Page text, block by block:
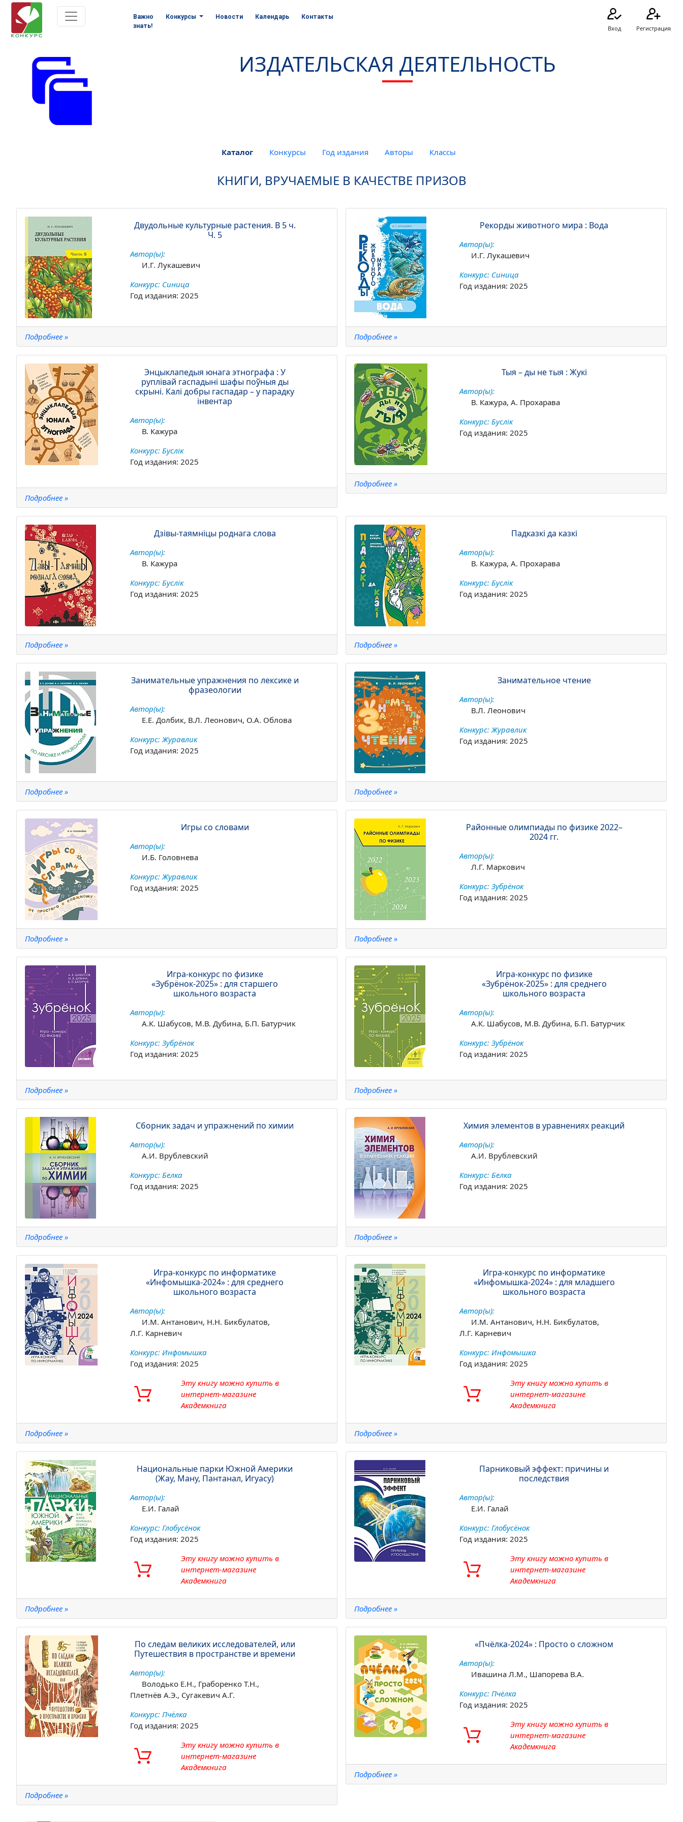
Важно
знать!
Конкурсы Новости Календарь Контакты
Вход Регистрация
ИЗДАТЕЛЬСКАЯ ДЕЯТЕЛЬНОСТЬ
Каталог Конкурсы Год издания Авторы Классы
КНИГИ, ВРУЧАЕМЫЕ В КАЧЕСТВЕ ПРИЗОВ
Двудольные культурные растения. В 5 ч.
Ч. 5
Автор(ы):
И.Г. Лукашевич
Конкурс: Синица
Год издания: 2025
Подробнее »
Рекорды животного мира : Вода
Автор(ы):
И.Г. Лукашевич
Конкурс: Синица
Год издания: 2025
Подробнее »
Энцыклапедыя юнага этнографа : У
руплівай гаспадыні шафы поўныя ды
скрыні. Калі добры гаспадар – у парадку
інвентар
Автор(ы):
В. Кажура
Конкурс: Буслік
Год издания: 2025
Подробнее »
Тыя – ды не тыя : Жукі
Автор(ы):
В. Кажура, А. Прохарава
Конкурс: Буслік
Год издания: 2025
Подробнее »
Дзівы-таямніцы роднага слова
Автор(ы):
В. Кажура
Конкурс: Буслік
Год издания: 2025
Подробнее »
Падказкі да казкі
Автор(ы):
В. Кажура, А. Прохарава
Конкурс: Буслік
Год издания: 2025
Подробнее »
Занимательные упражнения по лексике и
фразеологии
Автор(ы):
Е.Е. Долбик, В.Л. Леонович, О.А. Облова
Конкурс: Журавлик
Год издания: 2025
Подробнее »
Занимательное чтение
Автор(ы):
В.Л. Леонович
Конкурс: Журавлик
Год издания: 2025
Подробнее »
Игры со словами
Автор(ы):
И.Б. Головнева
Конкурс: Журавлик
Год издания: 2025
Подробнее »
Районные олимпиады по физике 2022–
2024 гг.
Автор(ы):
Л.Г. Маркович
Конкурс: Зубрёнок
Год издания: 2025
Подробнее »
Игра-конкурс по физике
«Зубрёнок-2025» : для старшего
школьного возраста
Автор(ы):
А.К. Шабусов, М.В. Дубина, Б.П. Батурчик
Конкурс: Зубрёнок
Год издания: 2025
Подробнее »
Игра-конкурс по физике
«Зубрёнок-2025» : для среднего
школьного возраста
Автор(ы):
А.К. Шабусов, М.В. Дубина, Б.П. Батурчик
Конкурс: Зубрёнок
Год издания: 2025
Подробнее »
Сборник задач и упражнений по химии
Автор(ы):
А.И. Врублевский
Конкурс: Белка
Год издания: 2025
Подробнее »
Химия элементов в уравнениях реакций
Автор(ы):
А.И. Врублевский
Конкурс: Белка
Год издания: 2025
Подробнее »
Игра-конкурс по информатике
«Инфомышка-2024» : для среднего
школьного возраста
Автор(ы):
И.М. Антанович, Н.Н. Бикбулатов,
Л.Г. Карневич
Конкурс: Инфомышка
Год издания: 2025
Эту книгу можно купить в
интернет-магазине
Академкнига
Подробнее »
Игра-конкурс по информатике
«Инфомышка-2024» : для младшего
школьного возраста
Автор(ы):
И.М. Антанович, Н.Н. Бикбулатов,
Л.Г. Карневич
Конкурс: Инфомышка
Год издания: 2025
Эту книгу можно купить в
интернет-магазине
Академкнига
Подробнее »
Национальные парки Южной Америки
(Жау, Ману, Пантанал, Игуасу)
Автор(ы):
Е.И. Галай
Конкурс: Глобусёнок
Год издания: 2025
Эту книгу можно купить в
интернет-магазине
Академкнига
Подробнее »
Парниковый эффект: причины и
последствия
Автор(ы):
Е.И. Галай
Конкурс: Глобусёнок
Год издания: 2025
Эту книгу можно купить в
интернет-магазине
Академкнига
Подробнее »
По следам великих исследователей, или
Путешествия в пространстве и времени
Автор(ы):
Володько Е.Н., Граборенко Т.Н.,
Плетнёв А.Э., Сугакевич А.Г.
Конкурс: Пчёлка
Год издания: 2025
Эту книгу можно купить в
интернет-магазине
Академкнига
Подробнее »
«Пчёлка-2024» : Просто о сложном
Автор(ы):
Ивашина Л.М., Шапорева В.А.
Конкурс: Пчёлка
Год издания: 2025
Эту книгу можно купить в
интернет-магазине
Академкнига
Подробнее »